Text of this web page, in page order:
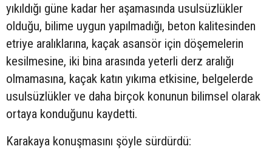
yıkıldığı güne kadar her aşamasında usulsüzlükler
olduğu, bilime uygun yapılmadığı, beton kalitesinden
etriye aralıklarına, kaçak asansör için döşemelerin
kesilmesine, iki bina arasında yeterli derz aralığı
olmamasına, kaçak katın yıkıma etkisine, belgelerde
usulsüzlükler ve daha birçok konunun bilimsel olarak
ortaya konduğunu kaydetti.
Karakaya konuşmasını şöyle sürdürdü: